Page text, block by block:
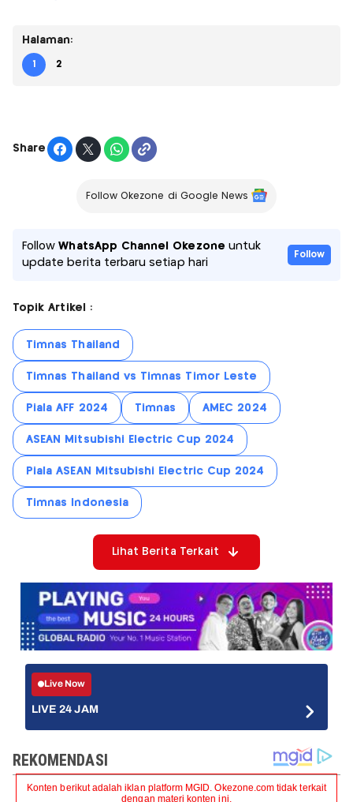
Halaman:
1 2
Share
Follow Okezone di Google News
FollowWhatsApp Channel Okezone untuk
update berita terbaru setiap hari
Follow
Topik Artikel :
Timnas Thailand
Timnas Thailand vs Timnas Timor Leste
Piala AFF 2024 Timnas AMEC 2024
ASEAN Mitsubishi Electric Cup 2024
Piala ASEAN Mitsubishi Electric Cup 2024
Timnas Indonesia
Lihat Berita Terkait
Live Now
LIVE 24 JAM